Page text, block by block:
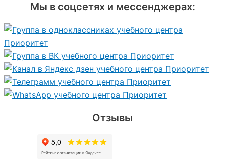
Мы в соцсетях и мессенджерах:
Отзывы